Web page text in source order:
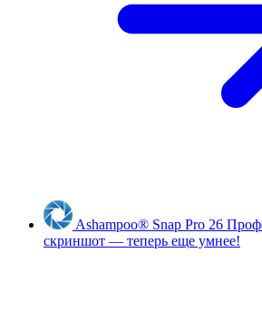
Ashampoo® Snap Pro 26
скриншот — теперь еще умнее!